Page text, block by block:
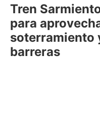
Tren
para
soterramiento
barreras